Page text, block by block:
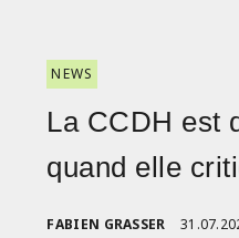
NEWS
La CCDH est
quand elle
FABIEN GRASSER